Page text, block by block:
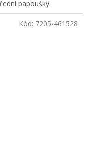
papoušky.
Kód: 7205-461528